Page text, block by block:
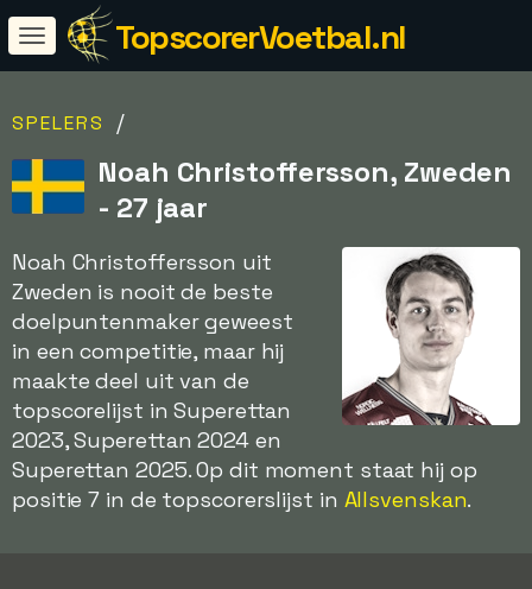
TopscorerVoetbal.nl
SPELERS /
Noah Christoffersson, Zweden
- 27 jaar
Noah Christoffersson uit
Zweden is nooit de beste
doelpuntenmaker geweest
in een competitie, maar hij
maakte deel uit van de
topscorelijst in Superettan
2023, Superettan 2024 en
Superettan 2025. Op dit moment staat hij op
positie 7 in de topscorerslijst in Allsvenskan.